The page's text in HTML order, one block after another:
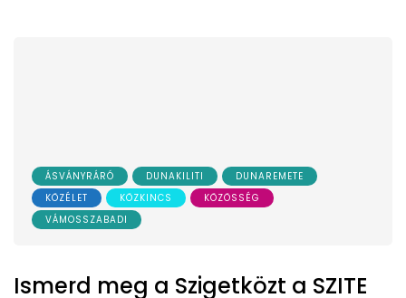
ÁSVÁNYRÁRÓ DUNAKILITI
DUNAREMETE
KÖZÉLET
KÖZKINCS
KÖZÖSSÉG
VÁMOSSZABADI
Ismerd meg a Szigetközt a SZITE